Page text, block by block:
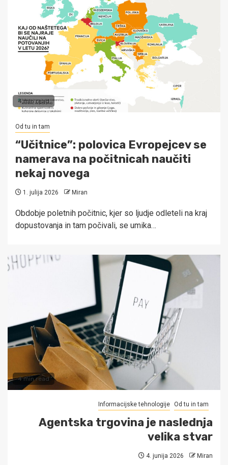
4 min read
Od tu in tam
“Učitnice”: polovica Evropejcev se
namerava na počitnicah naučiti
nekaj novega
1. julija 2026 Miran
Obdobje poletnih počitnic, kjer so ljudje odleteli na kraj
dopustovanja in tam počivali, se umika…
4 min read
Informacijske tehnologije Od tu in tam
Agentska trgovina je naslednja
velika stvar
4. junija 2026 Miran